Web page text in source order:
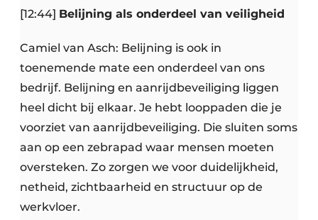
[12:44] Belijning als onderdeel van veiligheid
Camiel van Asch: Belijning is ook in
toenemende mate een onderdeel van ons
bedrijf. Belijning en aanrijdbeveiliging liggen
heel dicht bij elkaar. Je hebt looppaden die je
voorziet van aanrijdbeveiliging. Die sluiten soms
aan op een zebrapad waar mensen moeten
oversteken. Zo zorgen we voor duidelijkheid,
netheid, zichtbaarheid en structuur op de
werkvloer.